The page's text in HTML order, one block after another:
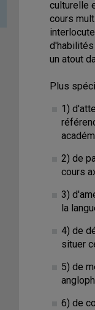
culturelle
cours
un atout
Plus
1)
2) de
cours
3)
la
4) de
situer
5) de
6) de